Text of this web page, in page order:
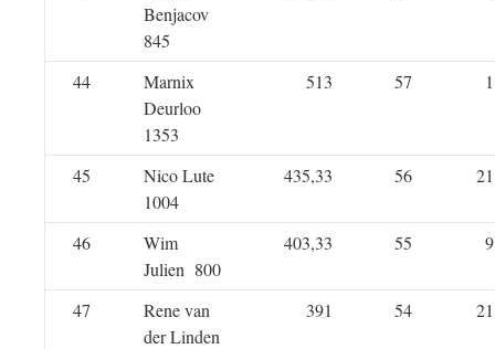
Benjacov
845
44
Marnix
Deurloo
1353
513 57 1
45
Nico Lute
1004
435,33 56 21
46
Wim
Julien 800
403,33 55 9
47
Rene van
der Linden
391 54 21